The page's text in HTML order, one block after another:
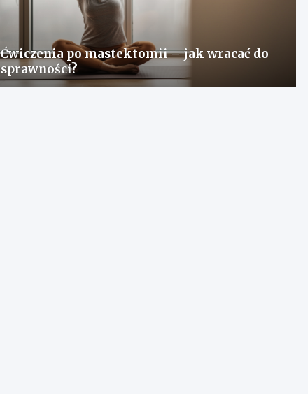
Ćwiczenia po mastektomii – jak wracać do
sprawności?